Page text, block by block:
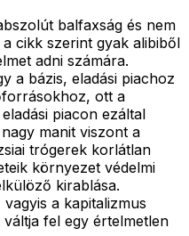
balfaxság és nem
cikk szerint gyak alibiből
adni számára.
a bázis, eladási piachoz
ott a
piacon ezáltal
manit viszont a
trógerek korlátlan
környezet védelmi
kirablása.
a kapitalizmus
fel egy értelmetlen